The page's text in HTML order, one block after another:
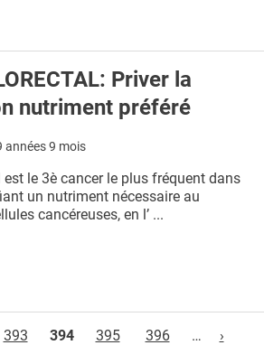
Priver la
nutriment préféré
années 9 mois
le 3è cancer le plus fréquent dans
un nutriment nécessaire au
cancéreuses, en l’ ...
393 394 395 396 … ›